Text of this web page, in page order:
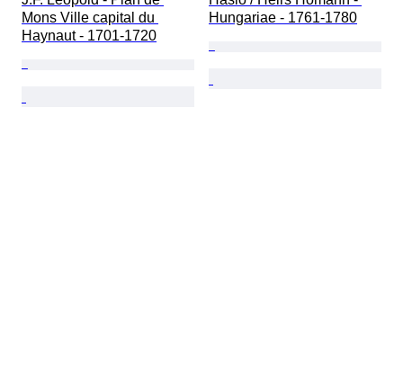
Mons Ville capital du
Haynaut - 1701-1720
Hungariae - 1761-1780